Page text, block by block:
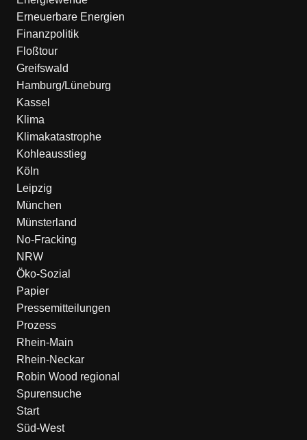
Erneuerbare Energien
Finanzpolitik
Floßtour
Greifswald
Hamburg/Lüneburg
Kassel
Klima
Klimakatastrophe
Kohleausstieg
Köln
Leipzig
München
Münsterland
No-Fracking
NRW
Öko-Sozial
Papier
Pressemitteilungen
Prozess
Rhein-Main
Rhein-Neckar
Robin Wood regional
Spurensuche
Start
Süd-West